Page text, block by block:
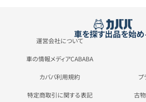
車を探す出品を始め
運営会社について
車の情報メディアCABABA
カババ利用規約 プ
特定商取引に関する表記 古